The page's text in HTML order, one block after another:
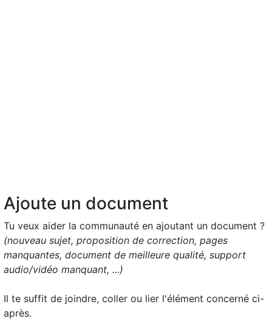
Ajoute un document
Tu veux aider la communauté en ajoutant un document ?
(nouveau sujet, proposition de correction, pages
manquantes, document de meilleure qualité, support
audio/vidéo manquant, ...)
Il te suffit de joindre, coller ou lier l'élément concerné ci-
après.